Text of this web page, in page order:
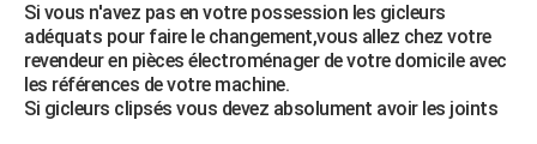
Bricolage
Lifestyle
Culture
Sport
Auto
Television
Voyage
Cinema
Si vous n'avez pas en votre possession les gicleurs
adéquats pour faire le changement,vous allez chez votre
revendeur en pièces électroménager de votre domicile avec
les références de votre machine.
Si gicleurs clipsés vous devez absolument avoir les joints